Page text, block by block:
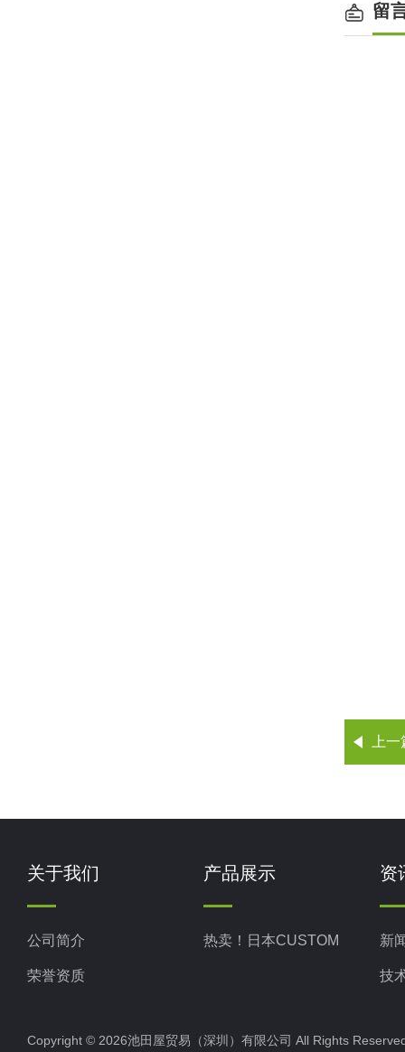
留
上
关于我们
公司简介
荣誉资质
产品展示
热卖！日本CUSTOM
资
新
技
Copyright © 2026池田屋贸易（深圳）有限公司 All Rights